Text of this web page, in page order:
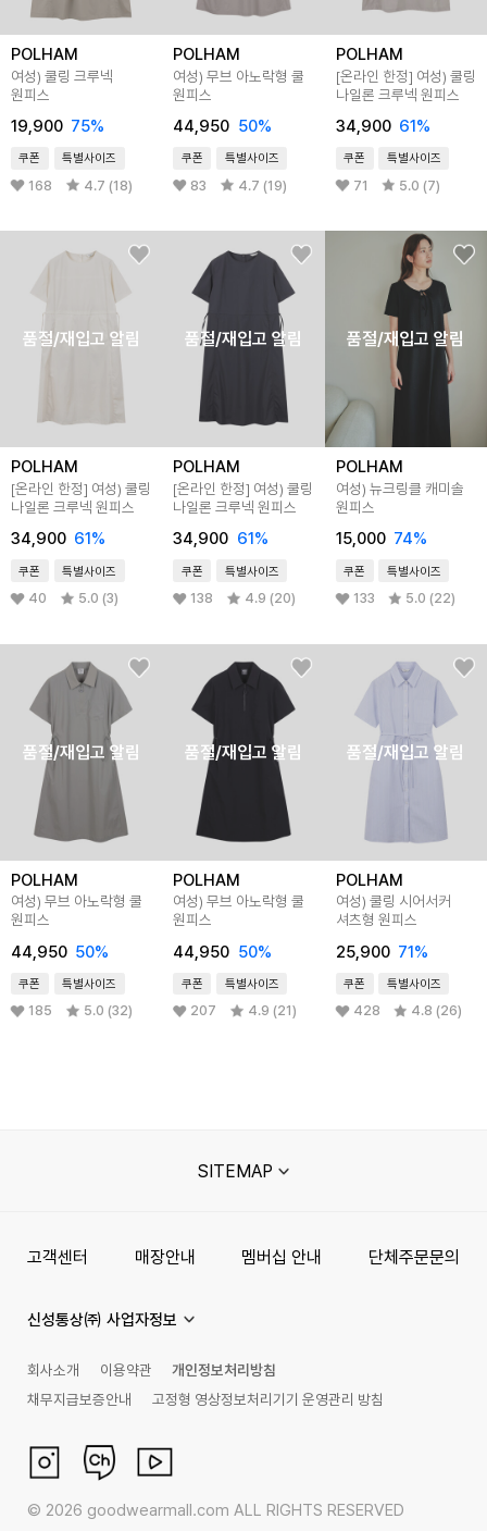
POLHAM
여성) 쿨링 크루넥
원피스
19,900 75%
쿠폰 특별사이즈
168 4.7 (18)
POLHAM
여성) 무브 아노락형 쿨
원피스
44,950 50%
쿠폰 특별사이즈
83 4.7 (19)
POLHAM
[온라인 한정] 여성) 쿨링
나일론 크루넥 원피스
34,900 61%
쿠폰 특별사이즈
71 5.0 (7)
품절/재입고 알림
POLHAM
[온라인 한정] 여성) 쿨링
나일론 크루넥 원피스
34,900 61%
쿠폰 특별사이즈
40 5.0 (3)
품절/재입고 알림
POLHAM
[온라인 한정] 여성) 쿨링
나일론 크루넥 원피스
34,900 61%
쿠폰 특별사이즈
138 4.9 (20)
품절/재입고 알림
POLHAM
여성) 뉴크링클 캐미솔
원피스
15,000 74%
쿠폰 특별사이즈
133 5.0 (22)
품절/재입고 알림
POLHAM
여성) 무브 아노락형 쿨
원피스
44,950 50%
쿠폰 특별사이즈
185 5.0 (32)
품절/재입고 알림
POLHAM
여성) 무브 아노락형 쿨
원피스
44,950 50%
쿠폰 특별사이즈
207 4.9 (21)
품절/재입고 알림
POLHAM
여성) 쿨링 시어서커
셔츠형 원피스
25,900 71%
쿠폰 특별사이즈
428 4.8 (26)
SITEMAP
고객센터 매장안내 멤버십 안내 단체주문문의
신성통상㈜ 사업자정보
회사소개 이용약관
개인정보처리방침
채무지급보증안내
고정형 영상정보처리기기 운영관리 방침
© 2026 goodwearmall.com ALL RIGHTS RESERVED